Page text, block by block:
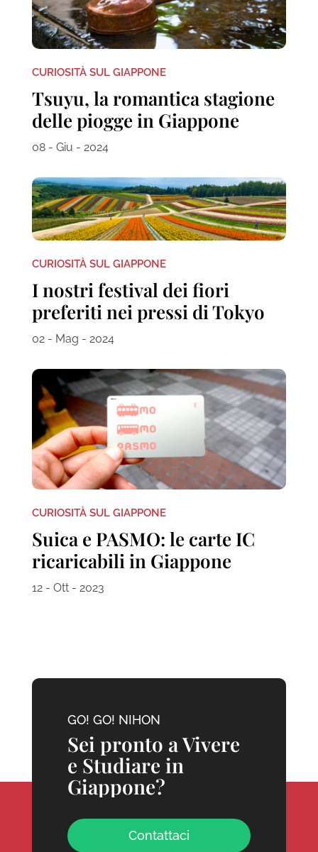
CURIOSITÀ SUL GIAPPONE
Tsuyu, la romantica stagione
delle piogge in Giappone
08 - Giu - 2024
CURIOSITÀ SUL GIAPPONE
I nostri festival dei fiori
preferiti nei pressi di Tokyo
02 - Mag - 2024
CURIOSITÀ SUL GIAPPONE
Suica e PASMO: le carte IC
ricaricabili in Giappone
12 - Ott - 2023
GO! GO! NIHON
Sei pronto a Vivere
e Studiare in
Giappone?
Contattaci